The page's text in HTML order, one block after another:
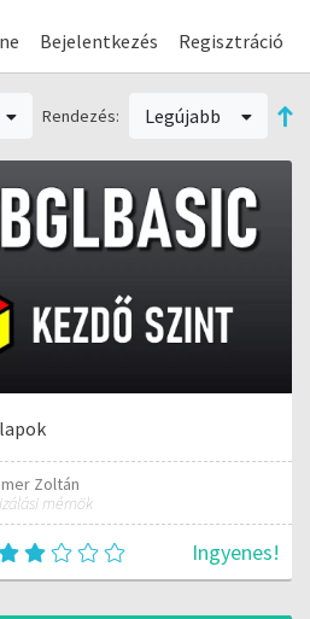
Bejelentkezés Regisztráció
Rendezés: Legújabb
Zoltán
mérnök
Ingyenes!